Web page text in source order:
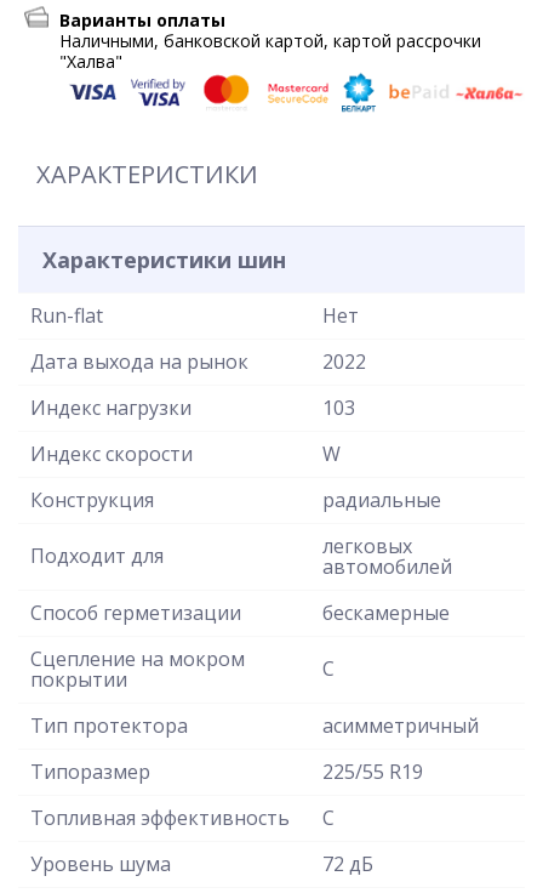
Варианты оплаты
Наличными, банковской картой, картой рассрочки
"Халва"
ХАРАКТЕРИСТИКИ
Характеристики шин
Run-flat
Нет
Дата выхода на рынок
2022
Индекс нагрузки
103
Индекс скорости
W
Конструкция
радиальные
Подходит для легковых
автомобилей
Способ герметизации
бескамерные
Сцепление на мокром
покрытии C
Тип протектора
асимметричный
Типоразмер
225/55 R19
Топливная эффективность
C
Уровень шума
72 дБ